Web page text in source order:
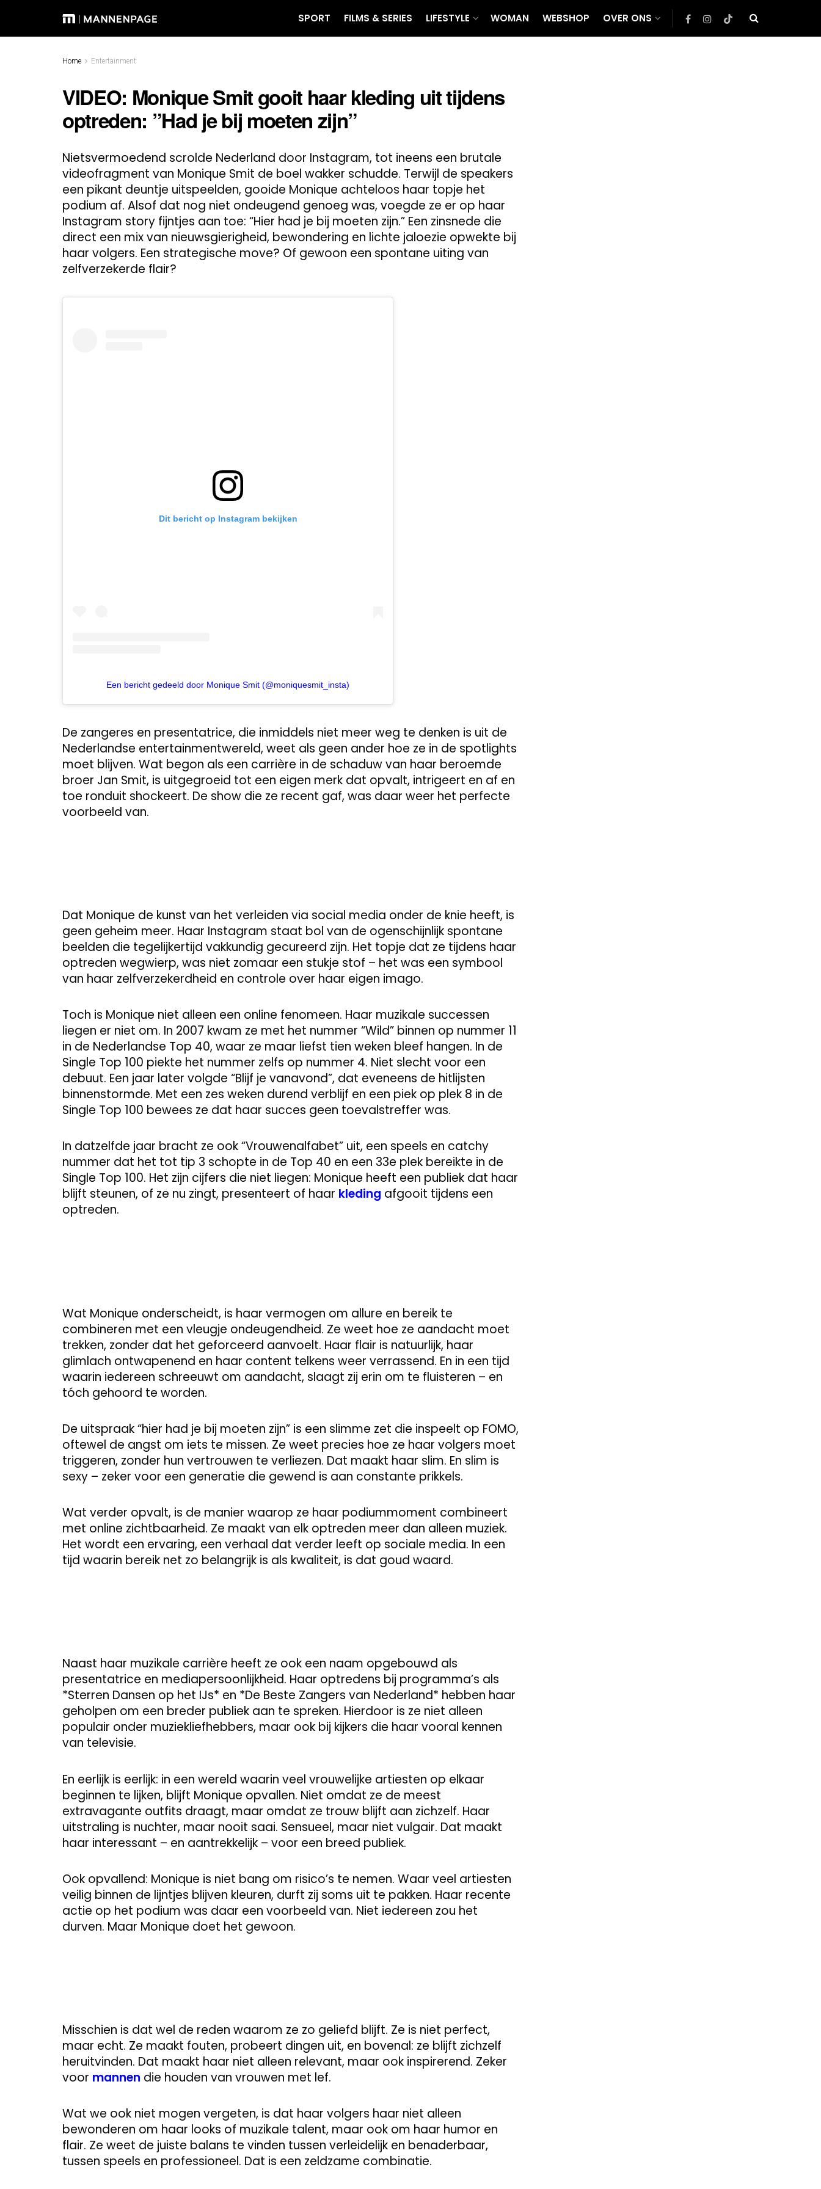
SPORT FILMS & SERIES LIFESTYLE WOMAN WEBSHOP OVER ONS
Home Entertainment
VIDEO: Monique Smit gooit haar kleding uit tijdens
optreden: ”Had je bij moeten zijn”
Nietsvermoedend scrolde Nederland door Instagram, tot ineens een brutale
videofragment van Monique Smit de boel wakker schudde. Terwijl de speakers
een pikant deuntje uitspeelden, gooide Monique achteloos haar topje het
podium af. Alsof dat nog niet ondeugend genoeg was, voegde ze er op haar
Instagram story fijntjes aan toe: “Hier had je bij moeten zijn.” Een zinsnede die
direct een mix van nieuwsgierigheid, bewondering en lichte jaloezie opwekte bij
haar volgers. Een strategische move? Of gewoon een spontane uiting van
zelfverzekerde flair?
Dit bericht op Instagram bekijken
Een bericht gedeeld door Monique Smit (@moniquesmit_insta)
De zangeres en presentatrice, die inmiddels niet meer weg te denken is uit de
Nederlandse entertainmentwereld, weet als geen ander hoe ze in de spotlights
moet blijven. Wat begon als een carrière in de schaduw van haar beroemde
broer Jan Smit, is uitgegroeid tot een eigen merk dat opvalt, intrigeert en af en
toe ronduit shockeert. De show die ze recent gaf, was daar weer het perfecte
voorbeeld van.
Dat Monique de kunst van het verleiden via social media onder de knie heeft, is
geen geheim meer. Haar Instagram staat bol van de ogenschijnlijk spontane
beelden die tegelijkertijd vakkundig gecureerd zijn. Het topje dat ze tijdens haar
optreden wegwierp, was niet zomaar een stukje stof – het was een symbool
van haar zelfverzekerdheid en controle over haar eigen imago.
Toch is Monique niet alleen een online fenomeen. Haar muzikale successen
liegen er niet om. In 2007 kwam ze met het nummer “Wild” binnen op nummer 11
in de Nederlandse Top 40, waar ze maar liefst tien weken bleef hangen. In de
Single Top 100 piekte het nummer zelfs op nummer 4. Niet slecht voor een
debuut. Een jaar later volgde “Blijf je vanavond”, dat eveneens de hitlijsten
binnenstormde. Met een zes weken durend verblijf en een piek op plek 8 in de
Single Top 100 bewees ze dat haar succes geen toevalstreffer was.
In datzelfde jaar bracht ze ook “Vrouwenalfabet” uit, een speels en catchy
nummer dat het tot tip 3 schopte in de Top 40 en een 33e plek bereikte in de
Single Top 100. Het zijn cijfers die niet liegen: Monique heeft een publiek dat haar
blijft steunen, of ze nu zingt, presenteert of haar kleding afgooit tijdens een
optreden.
Wat Monique onderscheidt, is haar vermogen om allure en bereik te
combineren met een vleugje ondeugendheid. Ze weet hoe ze aandacht moet
trekken, zonder dat het geforceerd aanvoelt. Haar flair is natuurlijk, haar
glimlach ontwapenend en haar content telkens weer verrassend. En in een tijd
waarin iedereen schreeuwt om aandacht, slaagt zij erin om te fluisteren – en
tóch gehoord te worden.
De uitspraak “hier had je bij moeten zijn” is een slimme zet die inspeelt op FOMO,
oftewel de angst om iets te missen. Ze weet precies hoe ze haar volgers moet
triggeren, zonder hun vertrouwen te verliezen. Dat maakt haar slim. En slim is
sexy – zeker voor een generatie die gewend is aan constante prikkels.
Wat verder opvalt, is de manier waarop ze haar podiummoment combineert
met online zichtbaarheid. Ze maakt van elk optreden meer dan alleen muziek.
Het wordt een ervaring, een verhaal dat verder leeft op sociale media. In een
tijd waarin bereik net zo belangrijk is als kwaliteit, is dat goud waard.
Naast haar muzikale carrière heeft ze ook een naam opgebouwd als
presentatrice en mediapersoonlijkheid. Haar optredens bij programma’s als
*Sterren Dansen op het IJs* en *De Beste Zangers van Nederland* hebben haar
geholpen om een breder publiek aan te spreken. Hierdoor is ze niet alleen
populair onder muziekliefhebbers, maar ook bij kijkers die haar vooral kennen
van televisie.
En eerlijk is eerlijk: in een wereld waarin veel vrouwelijke artiesten op elkaar
beginnen te lijken, blijft Monique opvallen. Niet omdat ze de meest
extravagante outfits draagt, maar omdat ze trouw blijft aan zichzelf. Haar
uitstraling is nuchter, maar nooit saai. Sensueel, maar niet vulgair. Dat maakt
haar interessant – en aantrekkelijk – voor een breed publiek.
Ook opvallend: Monique is niet bang om risico’s te nemen. Waar veel artiesten
veilig binnen de lijntjes blijven kleuren, durft zij soms uit te pakken. Haar recente
actie op het podium was daar een voorbeeld van. Niet iedereen zou het
durven. Maar Monique doet het gewoon.
Misschien is dat wel de reden waarom ze zo geliefd blijft. Ze is niet perfect,
maar echt. Ze maakt fouten, probeert dingen uit, en bovenal: ze blijft zichzelf
heruitvinden. Dat maakt haar niet alleen relevant, maar ook inspirerend. Zeker
voor mannen die houden van vrouwen met lef.
Wat we ook niet mogen vergeten, is dat haar volgers haar niet alleen
bewonderen om haar looks of muzikale talent, maar ook om haar humor en
flair. Ze weet de juiste balans te vinden tussen verleidelijk en benaderbaar,
tussen speels en professioneel. Dat is een zeldzame combinatie.